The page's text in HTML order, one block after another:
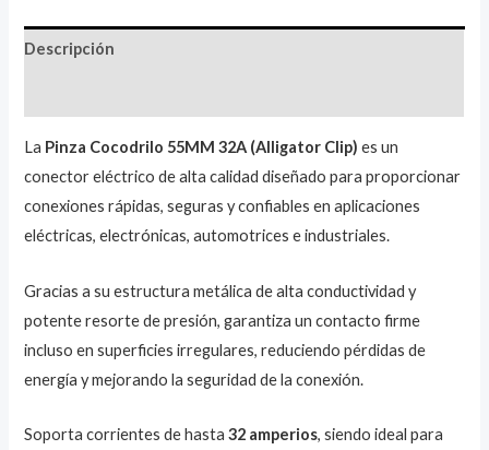
Descripción
La Pinza Cocodrilo 55MM 32A (Alligator Clip) es un
conector eléctrico de alta calidad diseñado para proporcionar
conexiones rápidas, seguras y confiables en aplicaciones
eléctricas, electrónicas, automotrices e industriales.
Gracias a su estructura metálica de alta conductividad y
potente resorte de presión, garantiza un contacto firme
incluso en superficies irregulares, reduciendo pérdidas de
energía y mejorando la seguridad de la conexión.
Soporta corrientes de hasta32 amperios, siendo ideal para